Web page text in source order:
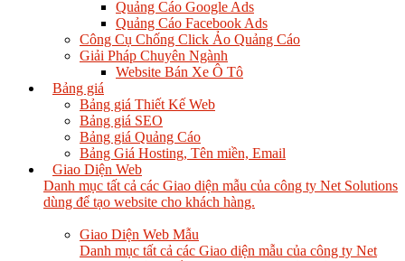
Quảng Cáo Google Ads
Quảng Cáo Facebook Ads
Công Cụ Chống Click Ảo Quảng Cáo
Giải Pháp Chuyên Ngành
Website Bán Xe Ô Tô
Bảng giá
Bảng giá Thiết Kế Web
Bảng giá SEO
Bảng giá Quảng Cáo
Bảng Giá Hosting, Tên miền, Email
Giao Diện Web
Danh mục tất cả các Giao diện mẫu của công ty Net Solutions
dùng để tạo website cho khách hàng.
Giao Diện Web Mẫu
Danh mục tất cả các Giao diện mẫu của công ty Net